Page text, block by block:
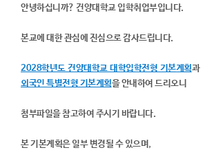
안녕하십니까? 건양대학교 입학취업부입니다.
본교에 대한 관심에 진심으로 감사드립니다.
2028학년도 건양대학교 대학입학전형 기본계획과
외국인 특별전형 기본계획을 안내하여 드리오니
첨부파일을 참고하여 주시기 바랍니다.
본 기본계획은 일부 변경될 수 있으며,